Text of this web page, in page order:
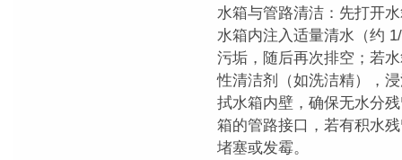
水箱与管路清洁：先打开
水箱内注入适量清水（约
污垢，随后再次排空；若
性清洁剂（如洗洁精），
拭水箱内壁，确保无水分
箱的管路接口，若有积水
堵塞或发霉。